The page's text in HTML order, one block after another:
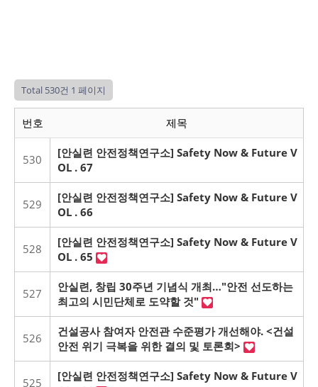
Total 530건 1 페이지
번호 제목
530
[안실련 안전정책연구소] Safety Now & Future V
OL . 67
529
[안실련 안전정책연구소] Safety Now & Future V
OL . 66
528
[안실련 안전정책연구소] Safety Now & Future V
OL . 65
527
안실련, 창립 30주년 기념식 개최…"안전 선도하는
최고의 시민단체로 도약할 것"
526
건설공사 참여자 안전관 수준평가 개선해야. <건설
안전 위기 극복을 위한 결의 및 토론회>
525
[안실련 안전정책연구소] Safety Now & Future V